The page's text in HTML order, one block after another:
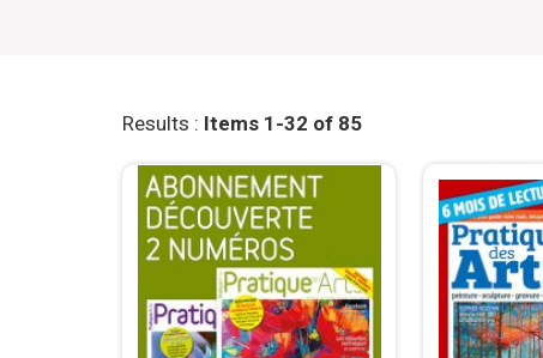
Results : Items 1 -32 of 85